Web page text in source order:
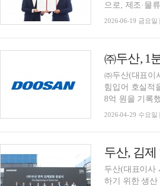
으로, 제조·물
2026-06-19 금요일
㈜두산, 1
㈜두산(대표이
힘입어 호실적
8억 원을 기록
2026-04-29 수요일
두산, 김
두산(대표이사
하기 위한 생